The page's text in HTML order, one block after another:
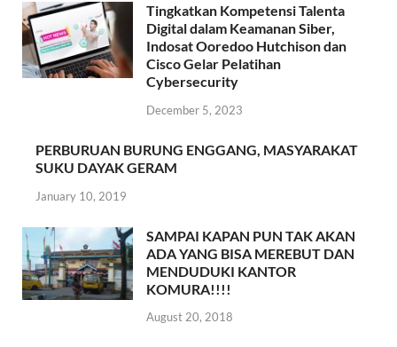
Tingkatkan Kompetensi Talenta
Digital dalam Keamanan Siber,
Indosat Ooredoo Hutchison dan
Cisco Gelar Pelatihan
Cybersecurity
December 5, 2023
PERBURUAN BURUNG ENGGANG, MASYARAKAT
SUKU DAYAK GERAM
January 10, 2019
SAMPAI KAPAN PUN TAK AKAN
ADA YANG BISA MEREBUT DAN
MENDUDUKI KANTOR
KOMURA!!!!
August 20, 2018